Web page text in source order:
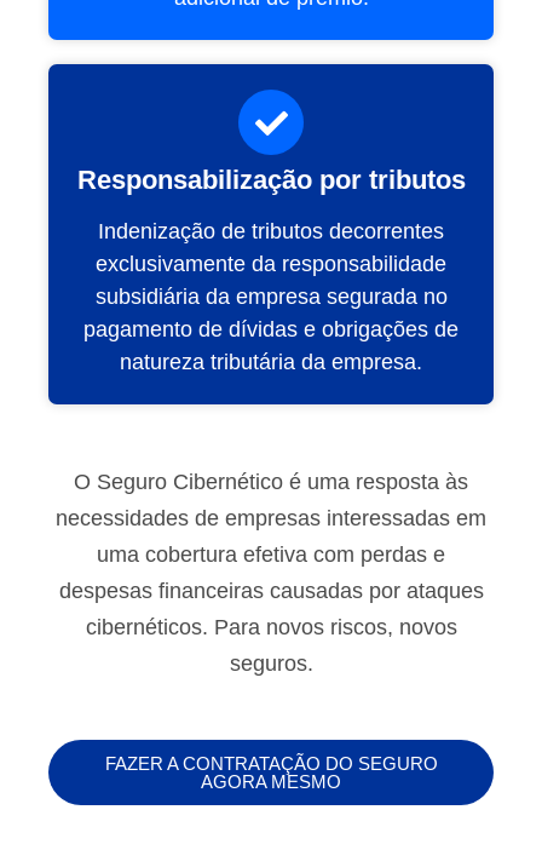
Responsabilização por tributos
Indenização de tributos decorrentes
exclusivamente da responsabilidade
subsidiária da empresa segurada no
pagamento de dívidas e obrigações de
natureza tributária da empresa.
O Seguro Cibernético é uma resposta às
necessidades de empresas interessadas em
uma cobertura efetiva com perdas e
despesas financeiras causadas por ataques
cibernéticos. Para novos riscos, novos
seguros.
FAZER A CONTRATAÇÃO DO SEGURO
AGORA MESMO